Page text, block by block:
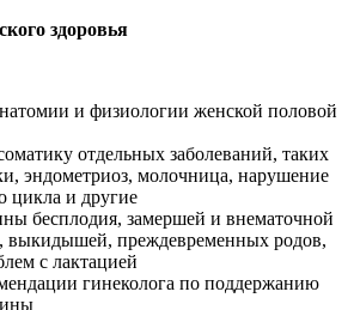
здоровья
и физиологии женской половой
отдельных заболеваний, таких
эндометриоз, молочница, нарушение
цикла и другие
бесплодия, замершей и внематочной
выкидышей, преждевременных родов,
с лактацией
гинеколога по поддержанию